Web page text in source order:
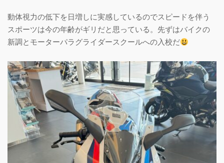
動体視力の低下を日増しに実感しているのでスピードを伴う
スポーツは今の年齢がギリだと思っている。先ずはバイクの
新調とモーターパラグライダースクールへの入校だ